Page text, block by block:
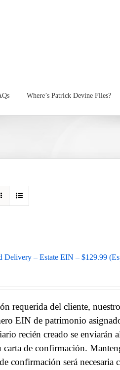
Where’s Patrick Devine Files?
Delivery – Estate EIN – $129.99
requerida del cliente,
EIN de patrimonio
recién creado se enviarán
de confirmación.
confirmación será